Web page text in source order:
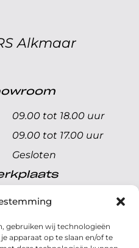
gebruiken wij technologieën
apparaat op te slaan en/of te
Alkmaar
09.00 tot 18.00 uur
09.00 tot 17.00 uur
Gesloten
08.00 tot 17.00 uur
Gesloten